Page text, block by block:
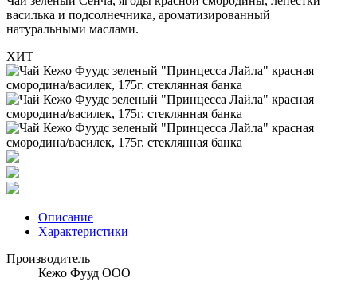
василька и подсолнечника, ароматизированный
натуральными маслами.
ХИТ
Описание
Характеристики
Производитель
Кежо Фууд ООО